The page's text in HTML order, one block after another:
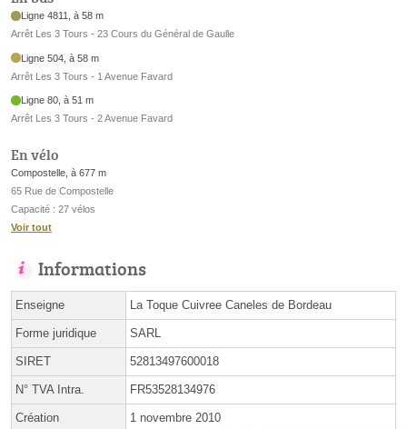
Ligne 4811, à 58 m
Arrêt Les 3 Tours - 23 Cours du Général de Gaulle
Ligne 504, à 58 m
Arrêt Les 3 Tours - 1 Avenue Favard
Ligne 80, à 51 m
Arrêt Les 3 Tours - 2 Avenue Favard
En vélo
Compostelle, à 677 m
65 Rue de Compostelle
Capacité : 27 vélos
Voir tout
Informations
Enseigne La Toque Cuivree Caneles de Bordeau
Forme juridique SARL
SIRET 52813497600018
N° TVA Intra. FR53528134976
Création 1 novembre 2010